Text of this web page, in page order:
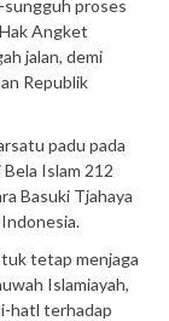
sungguh proses
Angket
jalan, demi
Republik
padu pada
Islam 212
Basuki Tjahaya
tetap menjaga
Islamiayah,
hatl terhadap